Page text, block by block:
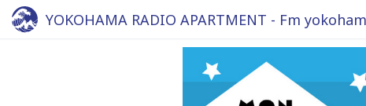
YOKOHAMA RADIO APARTMENT - Fm